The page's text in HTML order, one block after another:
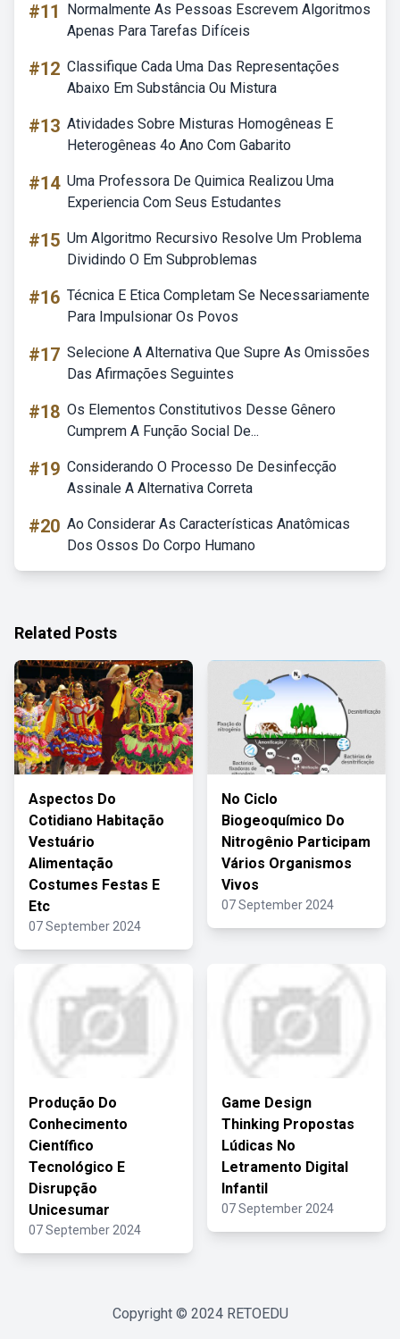
#11
Normalmente As Pessoas Escrevem Algoritmos
Apenas Para Tarefas Difíceis
#12 Classifique Cada Uma Das Representações
Abaixo Em Substância Ou Mistura
#13 Atividades Sobre Misturas Homogêneas E
Heterogêneas 4o Ano Com Gabarito
#14 Uma Professora De Quimica Realizou Uma
Experiencia Com Seus Estudantes
#15 Um Algoritmo Recursivo Resolve Um Problema
Dividindo O Em Subproblemas
#16 Técnica E Etica Completam Se Necessariamente
Para Impulsionar Os Povos
#17 Selecione A Alternativa Que Supre As Omissões
Das Afirmações Seguintes
#18 Os Elementos Constitutivos Desse Gênero
Cumprem A Função Social De...
#19 Considerando O Processo De Desinfecção
Assinale A Alternativa Correta
#20 Ao Considerar As Características Anatômicas
Dos Ossos Do Corpo Humano
Related Posts
Aspectos Do
Cotidiano Habitação
Vestuário
Alimentação
Costumes Festas E
Etc
07 September 2024
No Ciclo
Biogeoquímico Do
Nitrogênio Participam
Vários Organismos
Vivos
07 September 2024
Produção Do
Conhecimento
Científico
Tecnológico E
Disrupção
Unicesumar
07 September 2024
Game Design
Thinking Propostas
Lúdicas No
Letramento Digital
Infantil
07 September 2024
Copyright © 2024 RETOEDU